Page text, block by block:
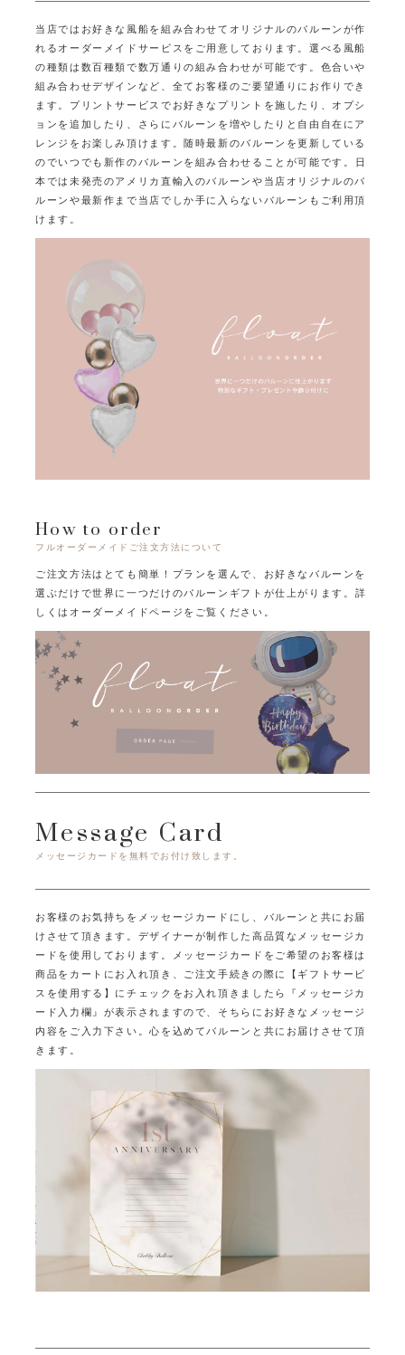
当店ではお好きな風船を組み合わせてオリジナルのバルーンが作
れるオーダーメイドサービスをご用意しております。選べる風船
の種類は数百種類で数万通りの組み合わせが可能です。 色合いや
組み合わせデザインなど、全てお客様のご要望通りにお作りでき
ます。 プリントサービスでお好きなプリントを施したり、オプシ
ョンを追加したり、
さらにバルーンを増やしたりと自由自在にア
レンジをお楽しみ頂けます。随時最新のバルーンを更新している
のでいつでも新作のバルーンを組み合わせることが可能です。
日
本では未発売のアメリカ直輸入のバルーンや当店オリジナルのバ
ルーンや最新作まで 当店でしか手に入らないバルーンもご利用頂
けます。
How to order
フルオーダーメイドご注文方法について
ご注文方法はとても簡単！プランを選んで、お好きなバルーンを
選ぶだけで世界に一つだけのバルーンギフトが仕上がります。 詳
しくはオーダーメイドページをご覧ください。
Message Card
メッセージカードを無料でお付け致します。
お客様のお気持ちをメッセージカードにし、バルーンと共にお届
けさせて頂きます。 デザイナーが制作した高品質なメッセージカ
ードを使用しております。
メッセージカードをご希望のお客様は
商品をカートにお入れ頂き、ご注文手続きの際に
【ギフトサービ
スを使用する】にチェックをお入れ頂きましたら
『メッセージカ
ード入力欄』が表示されますので、そちらにお好きなメッセージ
内容をご入力下さい。心を込めてバルーンと共にお届けさせて頂
きます。